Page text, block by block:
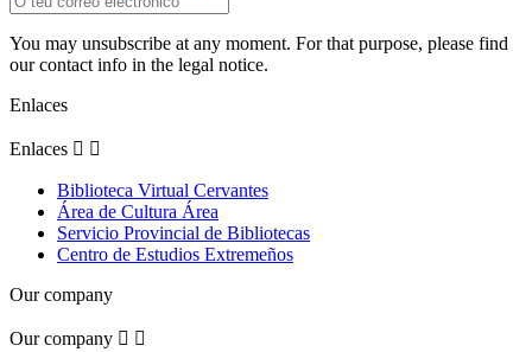
You may unsubscribe at any moment. For that purpose, please find
our contact info in the legal notice.
Enlaces
Enlaces  
Biblioteca Virtual Cervantes
Área de Cultura Área
Servicio Provincial de Bibliotecas
Centro de Estudios Extremeños
Our company
Our company  